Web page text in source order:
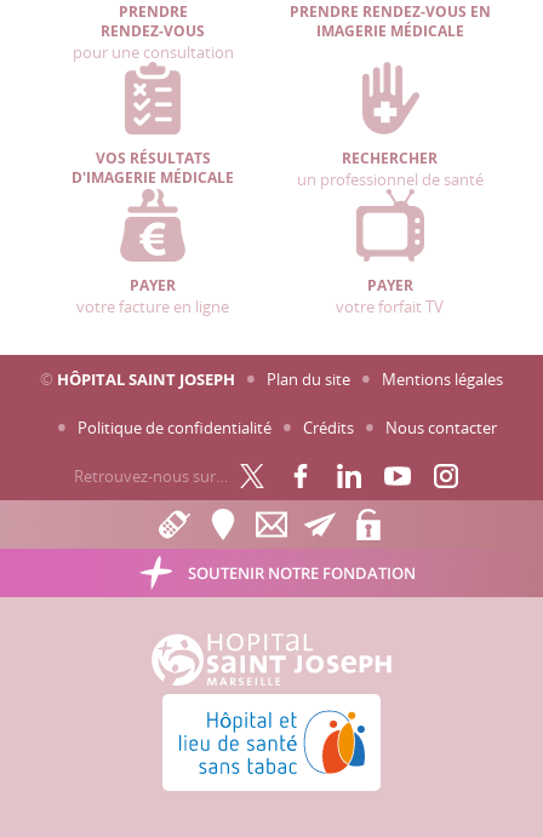
PRENDRE
RENDEZ-VOUS
pour une consultation
PRENDRE RENDEZ-VOUS EN
IMAGERIE MÉDICALE
VOS RÉSULTATS
D'IMAGERIE MÉDICALE
RECHERCHER
un professionnel de santé
PAYER
votre facture en ligne
PAYER
votre forfait TV
© HÔPITAL SAINT JOSEPH Plan du site Mentions légales
Politique de confidentialité Crédits Nous contacter
Retrouvez-nous sur…
SOUTENIR NOTRE FONDATION
Hôpital Saint Joseph - Marseille
Hôpital et lieu de santé sans tabac